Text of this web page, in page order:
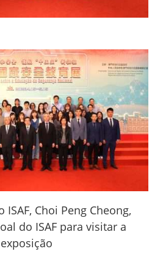
ISAF, Choi Peng Cheong,
do ISAF para visitar a
exposição